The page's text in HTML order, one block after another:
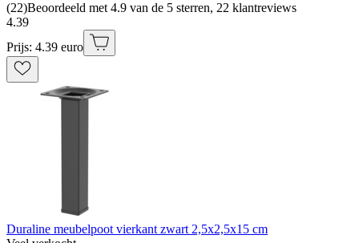
(22)Beoordeeld met 4.9 van de 5 sterren, 22 klantreviews
4.39
Prijs: 4.39 euro
Duraline meubelpoot vierkant zwart 2,5x2,5x15 cm